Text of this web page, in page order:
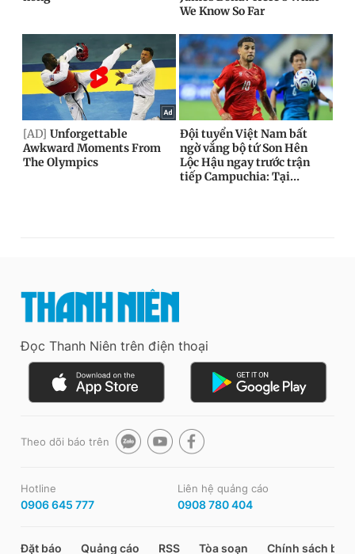
Đọc Thanh Niên trên điện thoại
Theo dõi báo trên
Hotline
0906 645 777
Liên hệ quảng cáo
0908 780 404
Đặt báo Quảng cáo RSS Tòa soạn Chính sách bảo